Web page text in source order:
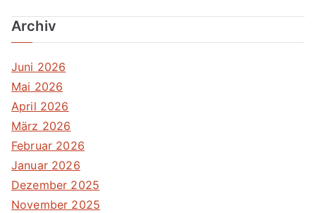
Archiv
Juni 2026
Mai 2026
April 2026
März 2026
Februar 2026
Januar 2026
Dezember 2025
November 2025